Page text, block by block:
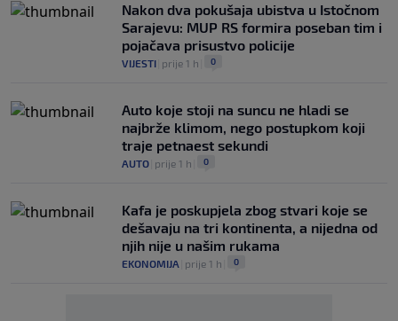
Nakon dva pokušaja ubistva u Istočnom
Sarajevu: MUP RS formira poseban tim i
pojačava prisustvo policije
VIJESTI prije 1 h 0
Auto koje stoji na suncu ne hladi se
najbrže klimom, nego postupkom koji
traje petnaest sekundi
AUTO prije 1 h 0
Kafa je poskupjela zbog stvari koje se
dešavaju na tri kontinenta, a nijedna od
njih nije u našim rukama
EKONOMIJA prije 1 h 0